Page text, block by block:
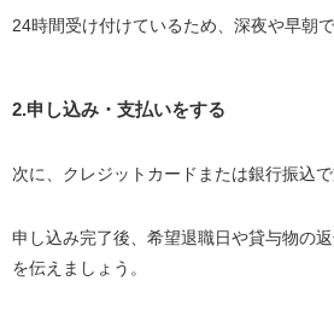
24時間受け付けているため、深夜や早朝で
2.申し込み・支払いをする
次に、クレジットカードまたは銀行振込で
申し込み完了後、希望退職日や貸与物の
を伝えましょう。